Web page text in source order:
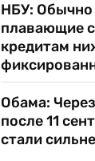
НБУ: Обычно
плавающие
кредитам
Обама:
после 11
стали